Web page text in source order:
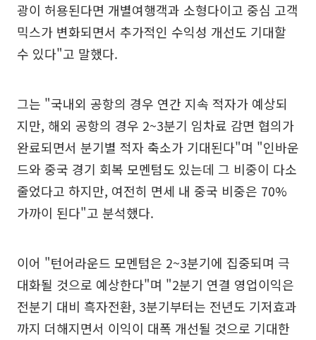
광이 허용된다면 개별여행객과 소형다이고 중심 고객
믹스가 변화되면서 추가적인 수익성 개선도 기대할
수 있다"고 말했다.
그는 "국내외 공항의 경우 연간 지속 적자가 예상되
지만, 해외 공항의 경우 2~3분기 임차료 감면 협의가
완료되면서 분기별 적자 축소가 기대된다"며 "인바운
드와 중국 경기 회복 모멘텀도 있는데 그 비중이 다소
줄었다고 하지만, 여전히 면세 내 중국 비중은 70%
가까이 된다"고 분석했다.
이어 "턴어라운드 모멘텀은 2~3분기에 집중되며 극
대화될 것으로 예상한다"며 "2분기 연결 영업이익은
전분기 대비 흑자전환, 3분기부터는 전년도 기저효과
까지 더해지면서 이익이 대폭 개선될 것으로 기대한